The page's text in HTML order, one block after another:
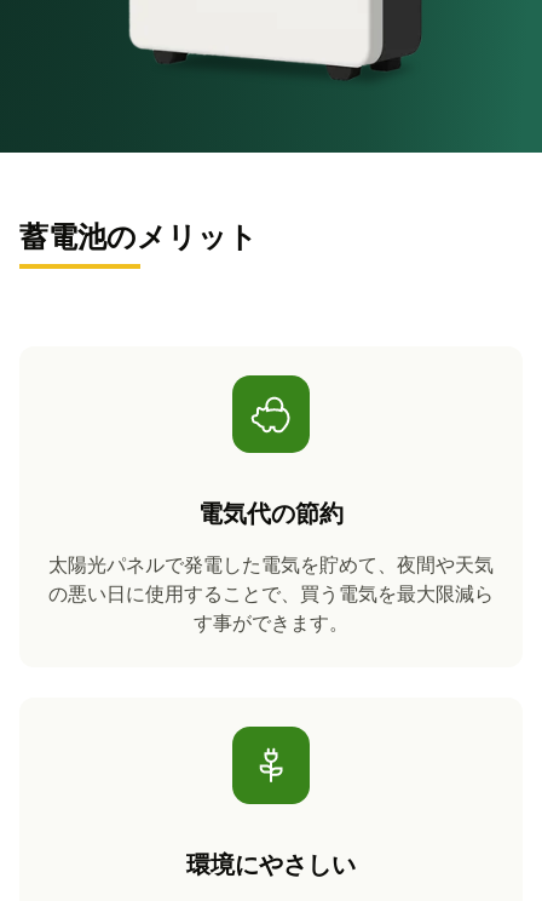
蓄電池のメリット
電気代の節約
太陽光パネルで発電した電気を貯めて、夜間や天気
の悪い日に使用することで、買う電気を最大限減ら
す事ができます。
環境にやさしい